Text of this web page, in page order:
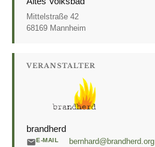
Mittelstraße 42
68169 Mannheim
VERANSTALTER
brandherd
E-MAIL bernhard@brandherd.org